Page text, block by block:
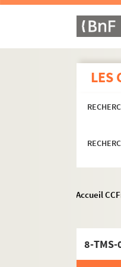
LES
Accueil
8-TMS-
Abel
Noël